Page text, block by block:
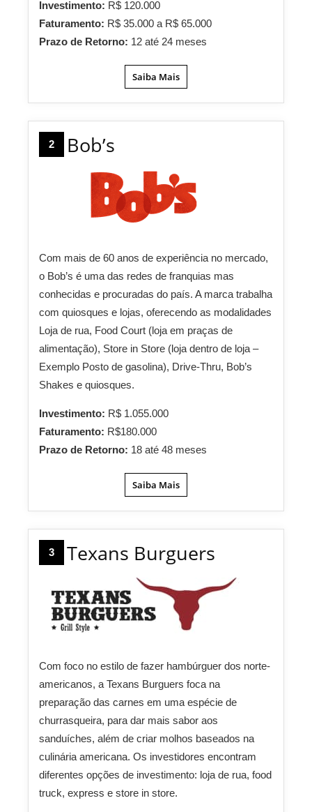
Investimento: R$ 120.000
Faturamento: R$ 35.000 a R$ 65.000
Prazo de Retorno: 12 até 24 meses
Saiba Mais
2 Bob’s
Com mais de 60 anos de experiência no mercado,
o Bob’s é uma das redes de franquias mas
conhecidas e procuradas do país. A marca trabalha
com quiosques e lojas, oferecendo as modalidades
Loja de rua, Food Court (loja em praças de
alimentação), Store in Store (loja dentro de loja –
Exemplo Posto de gasolina), Drive-Thru, Bob’s
Shakes e quiosques.
Investimento: R$ 1.055.000
Faturamento: R$180.000
Prazo de Retorno: 18 até 48 meses
Saiba Mais
3 Texans Burguers
Com foco no estilo de fazer hambúrguer dos norte-
americanos, a Texans Burguers foca na
preparação das carnes em uma espécie de
churrasqueira, para dar mais sabor aos
sanduíches, além de criar molhos baseados na
culinária americana. Os investidores encontram
diferentes opções de investimento: loja de rua, food
truck, express e store in store.